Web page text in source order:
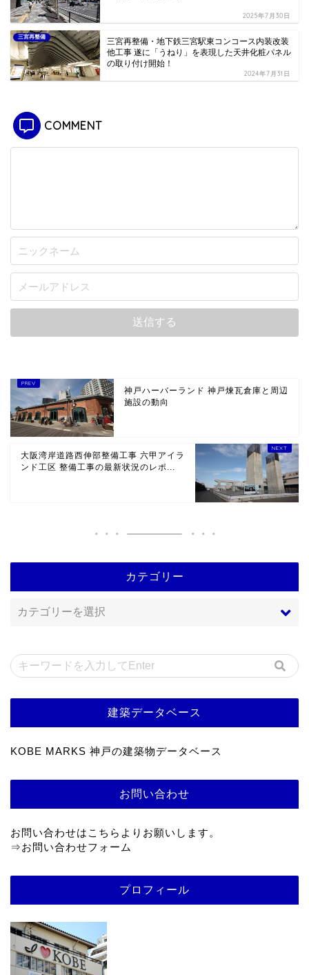
2025年7月30日
三宮再整備
三宮再整備・地下鉄三宮駅東コンコース内装改装
他工事 遂に「うねり」を表現した天井化粧パネル
の取り付け開始！
2024年7月31日
COMMENT
神戸ハーバーランド 神戸煉瓦倉庫と周辺
施設の動向
大阪湾岸道路西伸部整備工事 六甲アイラ
ンド工区 整備工事の最新状況のレポ...
カテゴリー
建築データベース
KOBE MARKS 神戸の建築物データベース
お問い合わせ
お問い合わせはこちらよりお願いします。
⇒お問い合わせフォーム
プロフィール